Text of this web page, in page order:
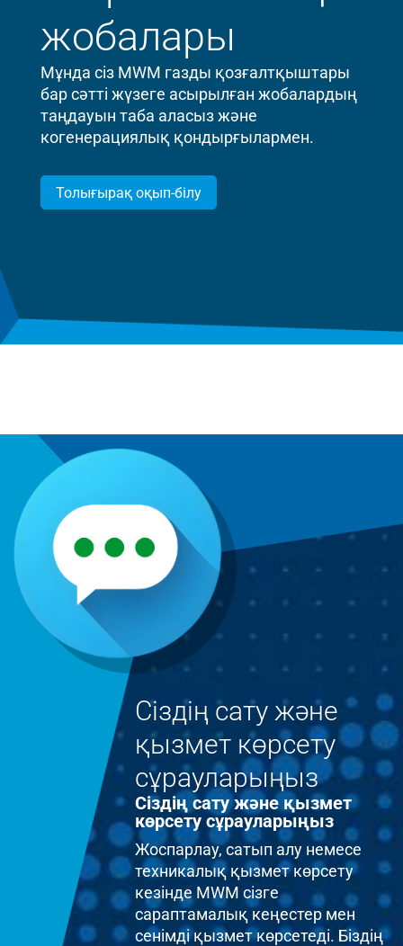
жобалары
Мұнда сіз MWM газды қозғалтқыштары
бар сәтті жүзеге асырылған жобалардың
таңдауын таба аласыз және
когенерациялық қондырғылармен.
Толығырақ оқып-білу
Сіздің сату және
қызмет көрсету
сұрауларыңыз
Сіздің сату және қызмет
көрсету сұрауларыңыз
Жоспарлау, сатып алу немесе
техникалық қызмет көрсету
кезінде MWM сізге
сараптамалық кеңестер мен
сенімді қызмет көрсетеді. Біздің